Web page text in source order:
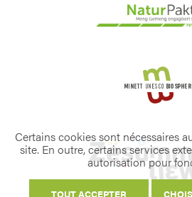
Certains cookies sont nécessaires
site. En outre, certains services
autorisation pour
TOUT ACCEPTER